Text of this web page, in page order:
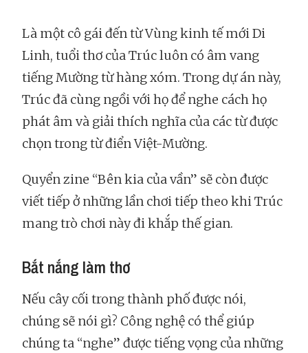
Là một cô gái đến từ Vùng kinh tế mới Di
Linh, tuổi thơ của Trúc luôn có âm vang
tiếng Mường từ hàng xóm. Trong dự án này,
Trúc đã cùng ngồi với họ để nghe cách họ
phát âm và giải thích nghĩa của các từ được
chọn trong từ điển Việt-Mường.
Quyển zine “Bên kia của vần” sẽ còn được
viết tiếp ở những lần chơi tiếp theo khi Trúc
mang trò chơi này đi khắp thế gian.
Bắt nắng làm thơ
Nếu cây cối trong thành phố được nói,
chúng sẽ nói gì? Công nghệ có thể giúp
chúng ta “nghe” được tiếng vọng của những